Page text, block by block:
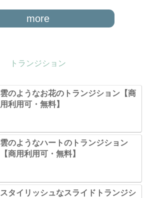
more
トランジション
雲のようなお花のトランジション【商
用利用可・無料】
雲のようなハートのトランジション
【商用利用可・無料】
スタイリッシュなスライドトランジシ